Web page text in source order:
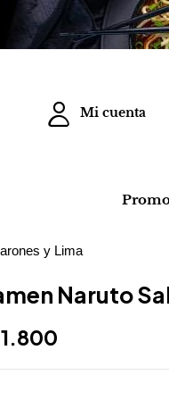
Mi cuenta
y Lima
Naruto